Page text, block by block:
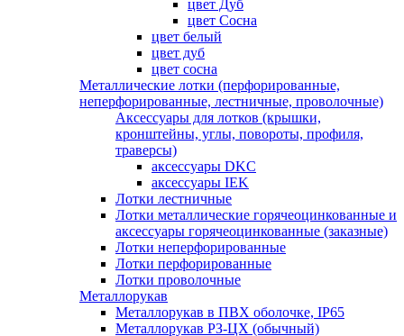
цвет Дуб
цвет Сосна
цвет белый
цвет дуб
цвет сосна
Металлические лотки (перфорированные,
неперфорированные, лестничные, проволочные)
Аксессуары для лотков (крышки,
кронштейны, углы, повороты, профиля,
траверсы)
аксессуары DKC
аксессуары IEK
Лотки лестничные
Лотки металлические горячеоцинкованные и
аксессуары горячеоцинкованные (заказные)
Лотки неперфорированные
Лотки перфорированные
Лотки проволочные
Металлорукав
Металлорукав в ПВХ оболочке, IP65
Металлорукав РЗ-ЦХ (обычный)